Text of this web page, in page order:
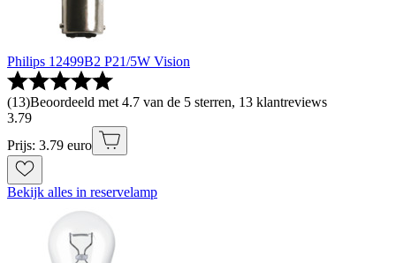
Philips 12499B2 P21/5W Vision
(13)Beoordeeld met 4.7 van de 5 sterren, 13 klantreviews
3.79
Prijs: 3.79 euro
Bekijk alles in reservelamp